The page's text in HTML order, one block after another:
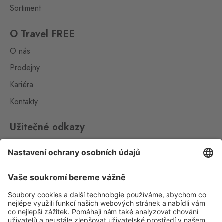
Laa an der Thaya
Hřensko 87, Hřensko,
407 17
Loučná pod
Oberwiesenthal
Loučná 198, Loučná pod
Klínovcem - Vejprty,431 91
Drasenhofen
692 01
Sortiment
O Travel FREE
O nás
Prodejny
Kariéra
Kontakty
Užitečné odkazy
Ochrana osobních údajů
Aplikace Travel FREE ke stažení